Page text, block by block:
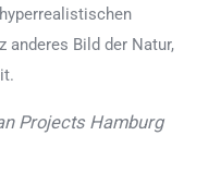
anderes Bild der Natur,
Projects Hamburg